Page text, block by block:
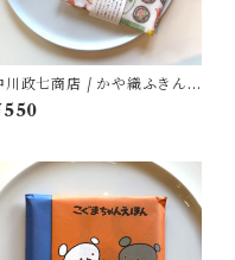
政七商店 / かや織ふきん (
弁当 / 鳥獣戯画 )